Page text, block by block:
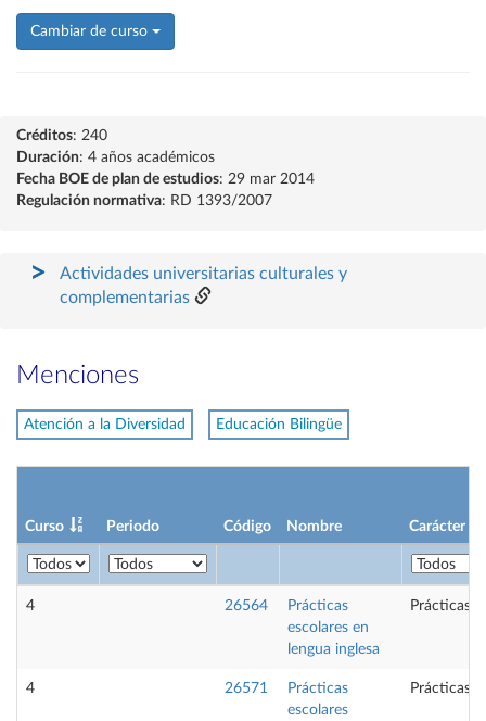
Cambiar de curso
Créditos: 240
Duración: 4 años académicos
Fecha BOE de plan de estudios: 29 mar 2014
Regulación normativa: RD 1393/2007
Actividades universitarias culturales y
complementarias
Menciones
Atención a la Diversidad Educación Bilingüe
Curso Periodo Código Nombre Carácter
4 26564
Prácticas
escolares en
lengua inglesa
Prácticas
4 26571
Prácticas
escolares
Prácticas